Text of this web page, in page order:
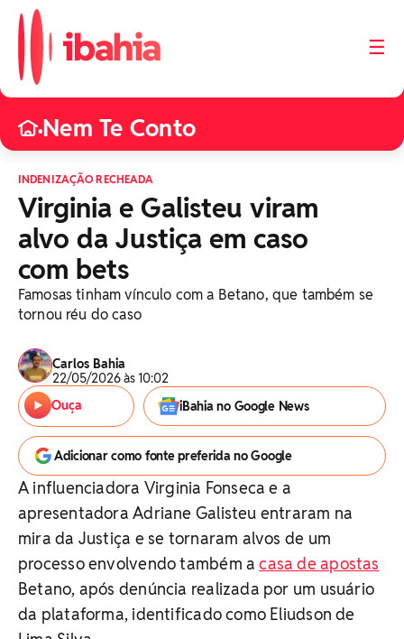
☰
•Nem Te Conto
INDENIZAÇÃO RECHEADA
Virginia e Galisteu viram
alvo da Justiça em caso
com bets
Famosas tinham vínculo com a Betano, que também se
tornou réu do caso
Carlos Bahia
22/05/2026 às 10:02
Ouça
iBahia no Google News
Adicionar como fonte preferida no Google
A influenciadora Virginia Fonseca e a
apresentadora Adriane Galisteu entraram na
mira da Justiça e se tornaram alvos de um
processo envolvendo também acasa de apostas
Betano, após denúncia realizada por um usuário
da plataforma, identificado como Eliudson de